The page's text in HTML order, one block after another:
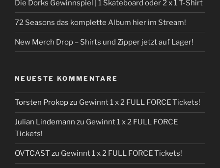
Die Dorks Gewinnspiel | 1 Skateboard oder 2 x 1 T-Shirt
72 Seasons das komplette Album hier im Stream!
New Merch Drop – Shirts und Zipper jetzt auf Lager!
NEUESTE KOMMENTARE
Torsten Prokopzu Gewinnt 1 x 2 FULL FORCE Tickets!
Julian Lindemann zu Gewinnt 1 x 2 FULL FORCE
Tickets!
OVTCAST zu Gewinnt 1 x 2 FULL FORCE Tickets!